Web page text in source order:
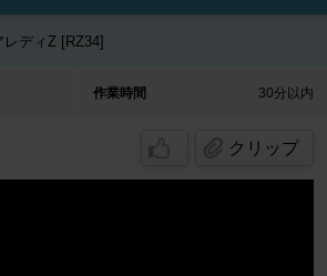
レディZ [RZ34]
作業時間 30分以内
クリップ